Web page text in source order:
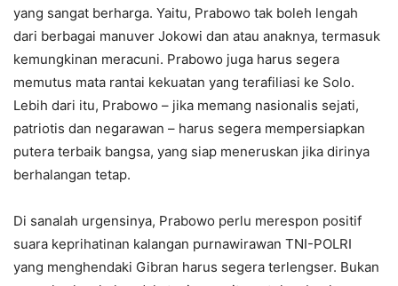
yang sangat berharga. Yaitu, Prabowo tak boleh lengah
dari berbagai manuver Jokowi dan atau anaknya, termasuk
kemungkinan meracuni. Prabowo juga harus segera
memutus mata rantai kekuatan yang terafiliasi ke Solo.
Lebih dari itu, Prabowo – jika memang nasionalis sejati,
patriotis dan negarawan – harus segera mempersiapkan
putera terbaik bangsa, yang siap meneruskan jika dirinya
berhalangan tetap.
Di sanalah urgensinya, Prabowo perlu merespon positif
suara keprihatinan kalangan purnawirawan TNI-POLRI
yang menghendaki Gibran harus segera terlengser. Bukan